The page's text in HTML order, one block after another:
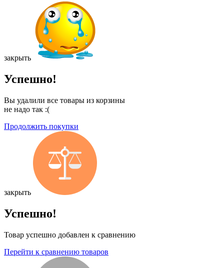
закрыть
Успешно!
Вы удалили все товары из корзины
не надо так :(
Продолжить покупки
закрыть
Успешно!
Товар успешно добавлен к сравнению
Перейти к сравнению товаров